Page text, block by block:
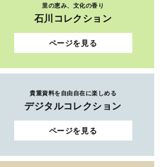
里の恵み、文化の香り
石川コレクション
ページを見る
貴重資料を自由自在に楽しめる
デジタルコレクション
ページを見る